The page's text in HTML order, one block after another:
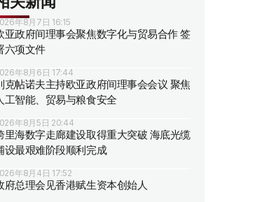
年8月7日 16:15
亚政府间理事会聚焦数字化与贸易合作 签
六项文件
年8月6日 17:44
克帖诺夫主持欧亚政府间理事会会议 聚焦
工智能、贸易与粮食安全
年8月5日 20:44
里海数字走廊建设取得重大突破 海底光缆
设最艰难阶段顺利完成
年8月4日 17:52
府总理会见香港赋生资本创始人